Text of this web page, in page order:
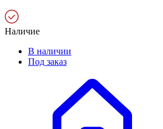
Наличие
В наличии
Под заказ